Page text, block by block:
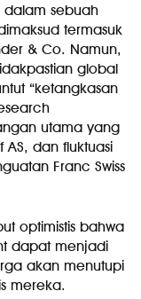
dalam sebuah
termasuk
& Co. Namun,
global
“ketangkasan
utama yang
dan fluktuasi
Franc Swiss
optimistis bahwa
dapat menjadi
akan menutupi
mereka.